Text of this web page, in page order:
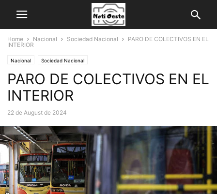
Home Nacional Sociedad Nacional
PARO DE COLECTIVOS EN EL
INTERIOR
Nacional Sociedad Nacional
PARO DE COLECTIVOS EN EL
INTERIOR
22 de August de 2024